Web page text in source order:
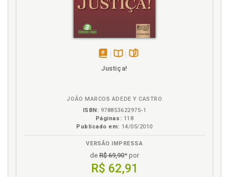
na
Justiça!
JOÃO MARCOS ADEDE Y CASTRO
ISBN: 978853622975-1
Páginas: 118
Publicado em: 14/05/2010
VERSÃO IMPRESSA
de R$ 69,90* por
R$ 62,91